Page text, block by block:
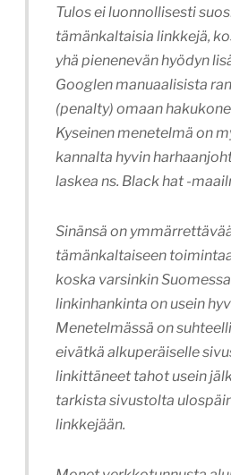
Tulos ei luonnollisesti
tämänkaltaisia linkkejä,
yhä pienenevän hyödyn
Googlen manuaalisista
(penalty) omaan
Kyseinen menetelmä on
kannalta hyvin
laskea ns. Black hat -
Sinänsä on
tämänkaltaiseen
koska varsinkin
linkinhankinta on usein
Menetelmässä on
eivätkä alkuperäiselle
linkittäneet tahot usein
tarkista sivustolta
linkkejään.